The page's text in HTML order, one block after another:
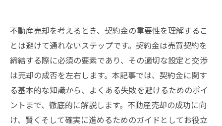
不動産売却を考えるとき、契約金の重要性を理解するこ
とは避けて通れないステップです。契約金は売買契約を
締結する際に必須の要素であり、その適切な設定と交渉
は売却の成否を左右します。本記事では、契約金に関す
る基本的な知識から、よくある失敗を避けるためのポイ
ントまで、徹底的に解説します。不動産売却の成功に向
け、賢くそして確実に進めるためのガイドとしてお役立